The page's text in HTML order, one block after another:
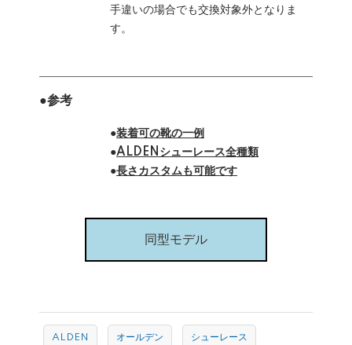
手違いの場合でも交換対象外となりま
す。
●参考
●装着可の靴の一例
●ALDENシューレース全種類
●長さカスタムも可能です
同型モデル
ALDEN オールデン シューレース